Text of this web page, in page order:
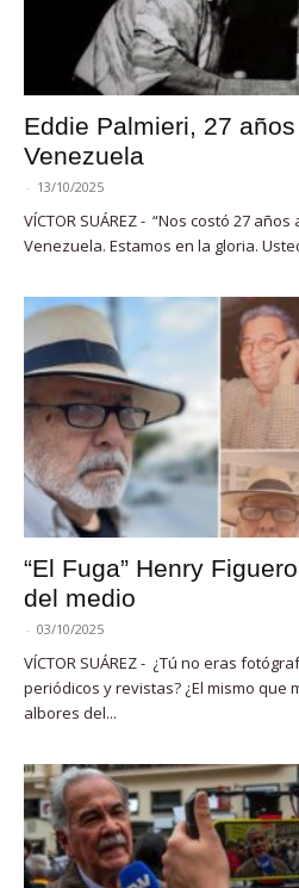
Eddie Palmieri, 27
Venezuela
- 13/10/2025
VÍCTOR SUÁREZ - “Nos costó 27
Venezuela. Estamos en la gloria.
“El Fuga” Henry
del medio
- 03/10/2025
VÍCTOR SUÁREZ - ¿Tú no eras
periódicos y revistas? ¿El mismo que
albores del...